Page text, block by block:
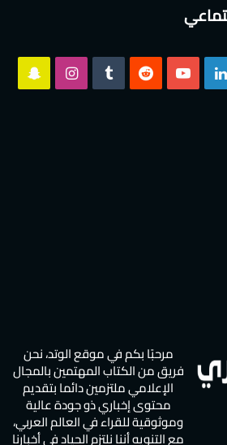
لينكدإن ‫YouTube انستقرام
مرحبًا بكم في موقع الوتد، نحن
فريق من الكتاب المهتمين بالمجال
الإعلامي ملتزمين دائما بتقديم
محتوى إخباري ذو جودة عالية
وموثوقية للقراء في العالم العربي،
مع التنويه أننا نلتزم الحياد في أخبارنا